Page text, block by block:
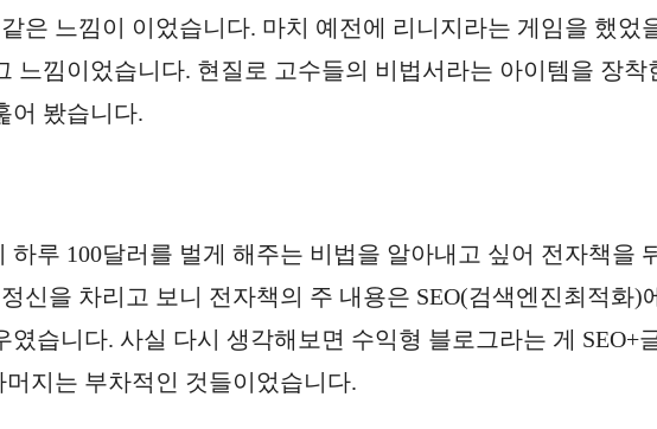
은 느낌이 이었습니다. 마치 예전에 리니지라는 게임을 했었
느낌이었습니다. 현질로 고수들의 비법서라는 아이템을 장착
어 봤습니다.
루 100달러를 벌게 해주는 비법을 알아내고 싶어 전자책을
신을 차리고 보니 전자책의 주 내용은 SEO(검색엔진최적화)
습니다. 사실 다시 생각해보면 수익형 블로그라는 게 SEO+
지는 부차적인 것들이었습니다.